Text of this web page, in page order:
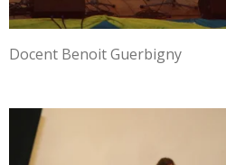
Docent Benoit Guerbigny